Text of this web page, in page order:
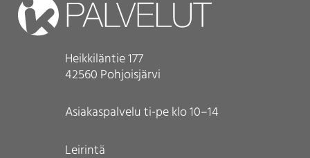
Heikkiläntie 177
42560 Pohjoisjärvi
Asiakaspalvelu ti-pe klo 10–14
Leirintä